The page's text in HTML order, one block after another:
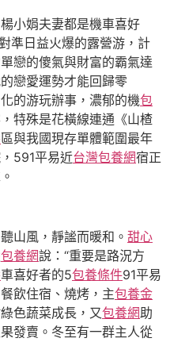
小娟夫妻都是機車喜好
準日益火爆的露營游，計
戀的傻氣與財富的霸氣達
戀愛運勢才能回歸零
的游玩辦事，濃郁的機包
特殊是花橫線連通《山楂
區與我國現存單體範圍最年
591平易近台灣包養網宿正
山風，靜謐而暖和。 甜心
包養網說：“重要是路況方
車喜好者的5包養條件91平易
飲住宿、燒烤，主包養金
色蔬菜成長，又包養網助
發賣。冬至有一群主人從